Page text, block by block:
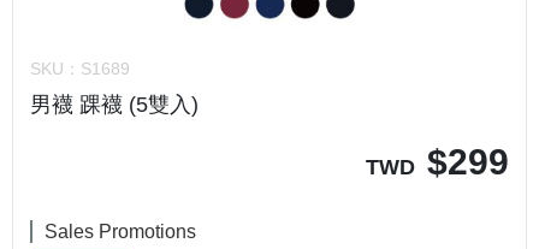
SKU： S1689
男襪 踝襪 (5雙入)
TWD $299
Sales Promotions